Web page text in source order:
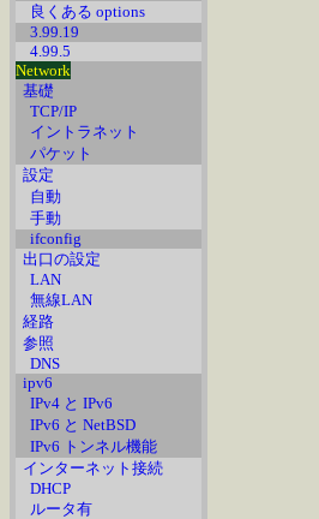
良くある options
3.99.19
4.99.5
Network
基礎
TCP/IP
イントラネット
パケット
設定
自動
手動
ifconfig
出口の設定
LAN
無線LAN
経路
参照
DNS
ipv6
IPv4 と IPv6
IPv6 と NetBSD
IPv6 トンネル機能
インターネット接続
DHCP
ルータ有